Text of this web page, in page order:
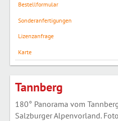
Bestellformular
Sonderanfertigungen
Lizenzanfrage
Karte
Tannberg
180° Panorama vom
Salzburger Alpenvorland.